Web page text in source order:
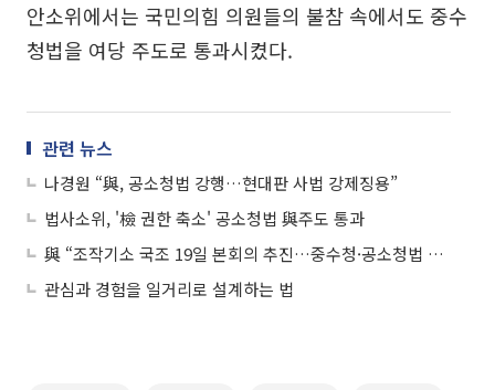
안소위에서는 국민의힘 의원들의 불참 속에서도 중수
청법을 여당 주도로 통과시켰다.
관련 뉴스
나경원 “與, 공소청법 강행…현대판 사법 강제징용”
법사소위, '檢 권한 축소' 공소청법 與주도 통과
與 “조작기소 국조 19일 본회의 추진…중수청·공소청법 처리도 검토”
관심과 경험을 일거리로 설계하는 법